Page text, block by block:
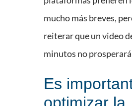
mucho más breves,
reiterar que un video
minutos no
Es